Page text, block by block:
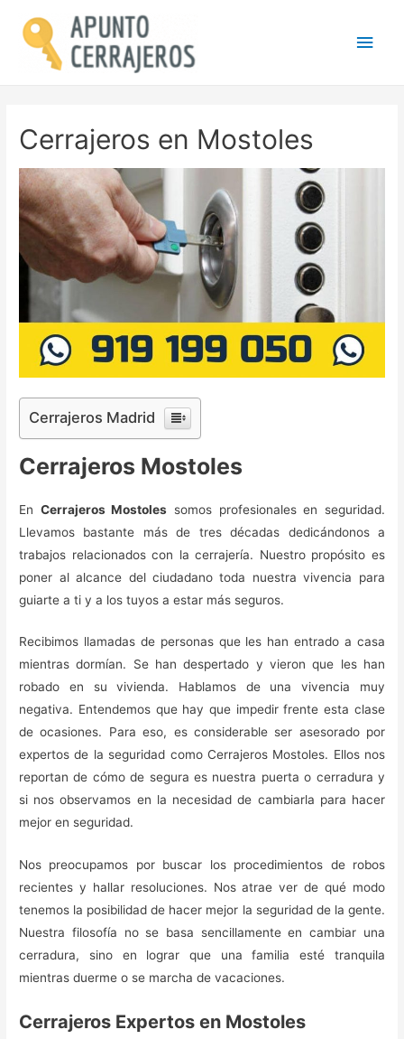
Cerrajeros en Mostoles
Cerrajeros Madrid
Cerrajeros Mostoles
En Cerrajeros Mostoles somos profesionales en seguridad.
Llevamos bastante más de tres décadas dedicándonos a
trabajos relacionados con la cerrajería. Nuestro propósito es
poner al alcance del ciudadano toda nuestra vivencia para
guiarte a ti y a los tuyos a estar más seguros.
Recibimos llamadas de personas que les han entrado a casa
mientras dormían. Se han despertado y vieron que les han
robado en su vivienda. Hablamos de una vivencia muy
negativa. Entendemos que hay que impedir frente esta clase
de ocasiones. Para eso, es considerable ser asesorado por
expertos de la seguridad como Cerrajeros Mostoles. Ellos nos
reportan de cómo de segura es nuestra puerta o cerradura y
si nos observamos en la necesidad de cambiarla para hacer
mejor en seguridad.
Nos preocupamos por buscar los procedimientos de robos
recientes y hallar resoluciones. Nos atrae ver de qué modo
tenemos la posibilidad de hacer mejor la seguridad de la gente.
Nuestra filosofía no se basa sencillamente en cambiar una
cerradura, sino en lograr que una familia esté tranquila
mientras duerme o se marcha de vacaciones.
Cerrajeros Expertos en Mostoles